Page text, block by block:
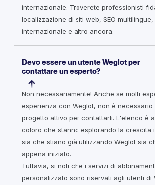
internazionale. Troverete professionisti
localizzazione di siti web, SEO multilingue,
internazionale e altro ancora.
Devo essere un utente Weglot per
contattare un esperto?
Non necessariamente! Anche se molti
esperienza con Weglot, non è necessario
progetto attivo per contattarli. L'elenco è
coloro che stanno esplorando la crescita
sia che stiano già utilizzando Weglot sia
appena iniziato.
Tuttavia, si noti che i servizi di
personalizzato sono riservati agli utenti di